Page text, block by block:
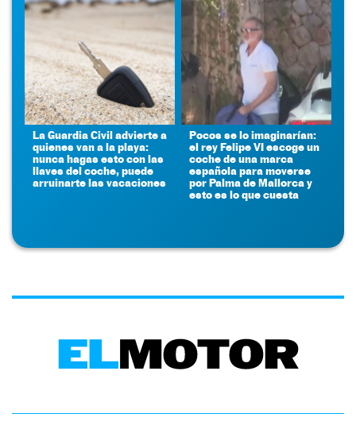
La Guardia Civil advierte a
quienes van a la playa:
nunca hagas esto con las
llaves del coche, puede
arruinarte las vacaciones
Pocos se lo imaginarían:
el rey Felipe VI escoge un
coche de una marca
española para moverse
por Palma de Mallorca y
esto es lo que cuesta